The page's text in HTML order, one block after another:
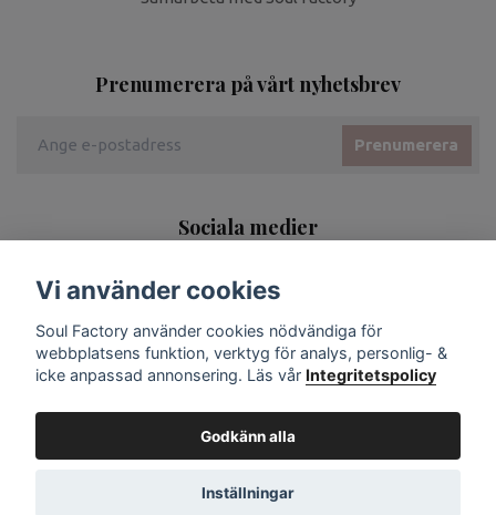
Prenumerera på vårt nyhetsbrev
Prenumerera
Sociala medier
© 2026 Soul Factory
Vi använder cookies
Soul Factory använder cookies nödvändiga för
webbplatsens funktion, verktyg för analys, personlig- &
icke anpassad annonsering. Läs vår Integritetspolicy
Godkänn alla
Inställningar